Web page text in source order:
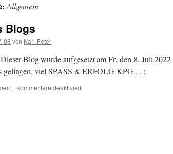
Allgemein
Blogs
08 von Karl-Peter
Blog wurde aufgesetzt am Fr. den 8. Juli
gelingen, viel SPASS & ERFOLG KPG . . :
| Kommentare deaktiviertfür